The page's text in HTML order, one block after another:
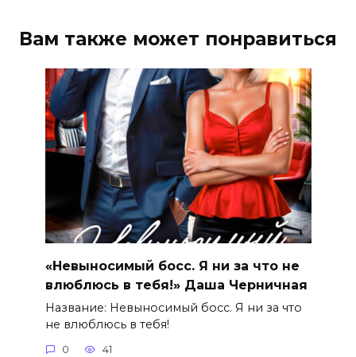
Вам также может понравиться
«Невыносимый босс. Я ни за что не
влюблюсь в тебя!» Даша Черничная
Название: Невыносимый босс. Я ни за что
не влюблюсь в тебя!
0 41